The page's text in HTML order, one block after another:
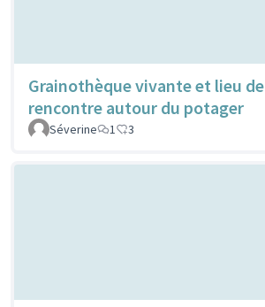
Grainothèque vivante et lieu de
rencontre autour du potager
Séverine
1 3